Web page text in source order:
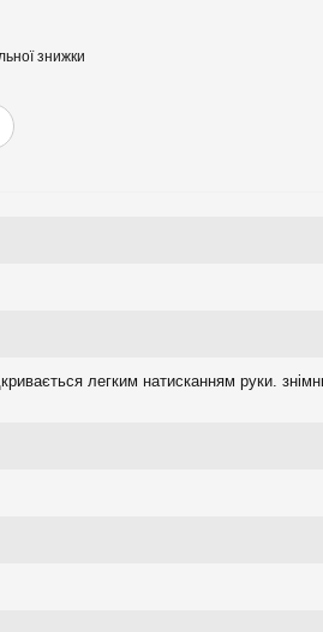
знижки
легким натисканням руки.